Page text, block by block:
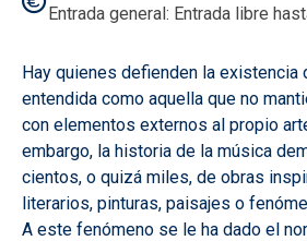
Entrada general: Entrada libre
Hay quienes defienden la existencia
entendida como aquella que no
con elementos externos al propio
embargo, la historia de la música
cientos, o quizá miles, de obras
literarios, pinturas, paisajes o
A este fenómeno se le ha dado el